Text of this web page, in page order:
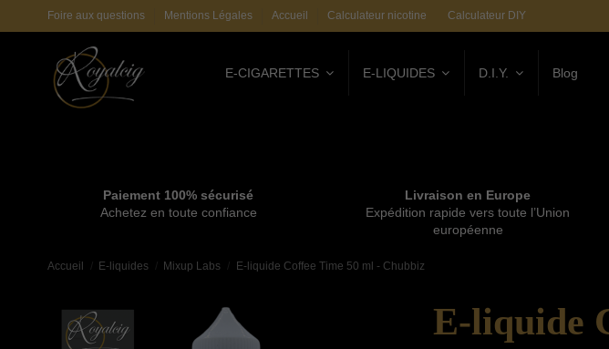
Foire aux questions Mentions Légales Accueil Calculateur nicotine Calculateur DIY
E-CIGARETTES E-LIQUIDES D.I.Y. Blog
Paiement 100% sécurisé
Achetez en toute confiance
Livraison en Europe
Expédition rapide vers toute l’Union
européenne
Accueil E-liquides Mixup Labs E-liquide Coffee Time 50 ml - Chubbiz
E-liquide